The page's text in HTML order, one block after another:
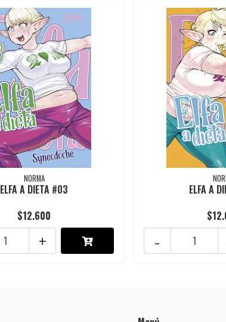
NORMA
ELFA A DIETA #03
$12.600
+
ELFA A
-